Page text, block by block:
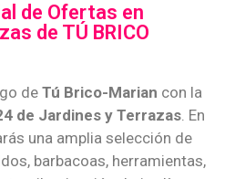
de Ofertas en
de TÚ BRICO
de Tú Brico-Marian con la
de Jardines y Terrazas. En
una amplia selección de
barbacoas, herramientas,